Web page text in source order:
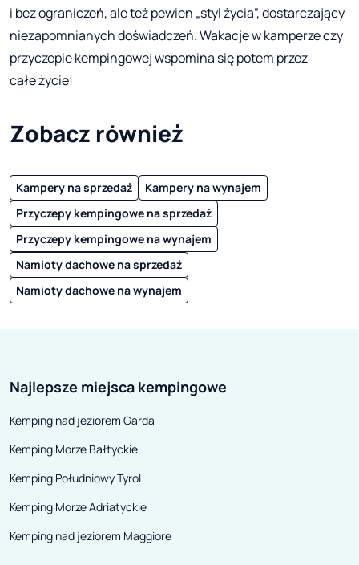
i bez ograniczeń, ale też pewien „styl życia”, dostarczający
niezapomnianych doświadczeń. Wakacje w kamperze czy
przyczepie kempingowej wspomina się potem przez
całe życie!
Zobacz również
Kampery na sprzedaż
Kampery na wynajem
Przyczepy kempingowe na sprzedaż
Przyczepy kempingowe na wynajem
Namioty dachowe na sprzedaż
Namioty dachowe na wynajem
Najlepsze miejsca kempingowe
Kemping nad jeziorem Garda
Kemping Morze Bałtyckie
Kemping Południowy Tyrol
Kemping Morze Adriatyckie
Kemping nad jeziorem Maggiore